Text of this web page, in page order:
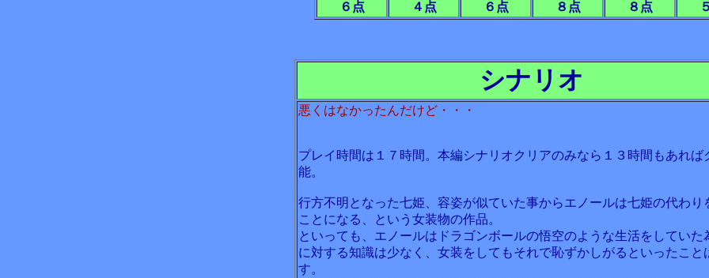
６点 ４点 ６点 ８点 ８点
シナリオ
悪くはなかったんだけど・・・
プレイ時間は１７時間。本編シナリオクリアのみなら１３時間もあれば
能。
行方不明となった七姫、容姿が似ていた事からエノールは七姫の代わり
ことになる、という女装物の作品。
といっても、エノールはドラゴンボールの悟空のような生活をしていた
に対する知識は少なく、女装をしてもそれで恥ずかしがるといったこと
す。